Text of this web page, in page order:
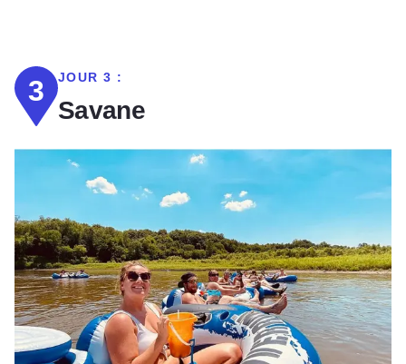
3 JOUR 3 :
Savane